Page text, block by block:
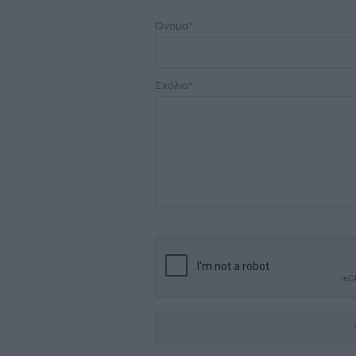
Όνομα*
Σχόλιο*